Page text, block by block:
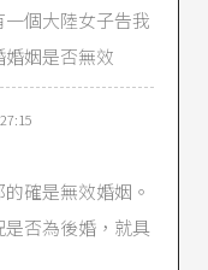
個大陸女子告我
姻是否無效
確是無效婚姻。
否為後婚，就具